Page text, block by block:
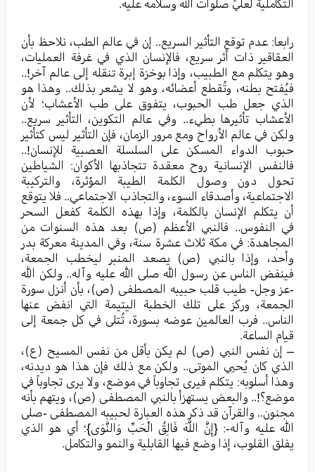
التكاملية لعليٍّ صلوات الله وسلامه عليه.
رابعا: عدم توقع التأثير السريع.. إن في عالم الطب، نلاحظ بأن
العقاقير ذات أثر سريع، فالإنسان الذي في غرفة العمليات،
وهو يتكلم مع الطبيب، وإذا بوخزة إبرة تنقله إلى عالم آخر!..
فيُفتح بطنه، وتُقطع أعضائه، وهو لا يشعر بذلك.. وهذا هو
الذي جعل طب الحبوب، يتفوق على طب الأعشاب؛ لأن
الأعشاب تأثيرها بطيء.. وفي عالم التكوين، التأثير سريع..
ولكن في عالم الأرواح ومع مرور الزمان، فإن التأثير ليس كتأثير
حبوب الدواء المسكن على السلسلة العصبية للإنسان!..
فالنفس الإنسانية روح معقدة تتجاذبها الأكوان: الشياطين
تحول دون وصول الكلمة الطيبة المؤثرة، والتركيبة
الاجتماعية، وأصدقاء السوء، والتجاذب الاجتماعي.. فلا يتوقع
أن يتكلم الإنسان بالكلمة، وإذا بهذه الكلمة كفعل السحر
في النفوس.. فالنبي الأعظم (ص) بعد هذه السنوات من
المجاهدة: في مكة ثلاث عشرة سنة، وفي المدينة معركة بدر
وأحد، وإذا بالنبي (ص) يصعد المنبر ليخطب الجمعة،
فينفض الناس عن رسول الله صلى الله عليه وآله.. ولكن الله
-عز وجل- طيب قلب حبيبه المصطفى (ص)، بأن أنزل سورة
الجمعة، وركز على تلك الخطبة اليتيمة التي انفض عنها
الناس.. فرب العالمين عوضه بسورة، تُتلى في كل جمعة إلى
قيام الساعة.
– إن نفس النبي (ص) لم يكن بأقل من نفس المسيح (ع)،
الذي كان يُحيي الموتى.. ولكن مع ذلك فإن هذا هو ديدنه،
وهذا أسلوبه: يتكلم فيرى تجاوباً في موضع، ولا يرى تجاوباً في
موضع؟!.. والبعض يستهزأ بالنبي المصطفى (ص)، ويتهم بأنه
مجنون.. والقرآن قد ذكر هذه العبارة لحبيبه المصطفى -صلى
الله عليه وآله-: {إِنَّ اللَّهَ فَالِقُ الْحَبِّ وَالنَّوَى}؛ أي هو الذي
يفلق القلوب، إذا وضع فيها القابلية والنمو والتكامل.